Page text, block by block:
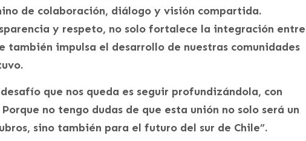
de colaboración, diálogo y visión compartida.
y respeto, no solo fortalece la integración entre
también impulsa el desarrollo de nuestras comunidades
que nos queda es seguir profundizándola, con
no tengo dudas de que esta unión no solo será un
sino también para el futuro del sur de Chile”.